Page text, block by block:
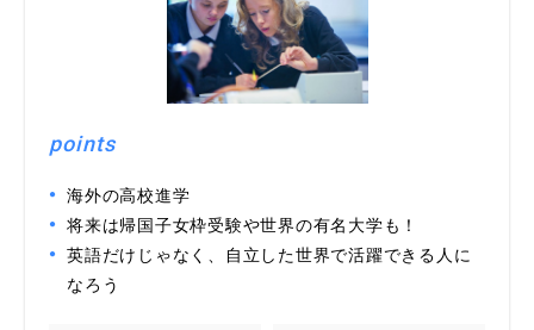
points
海外の高校進学
将来は帰国子女枠受験や世界の有名大学も！
英語だけじゃなく、自立した世界で活躍できる人に
なろう